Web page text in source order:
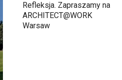
Refleksja. Zapraszamy na
ARCHITECT@WORK
Warsaw